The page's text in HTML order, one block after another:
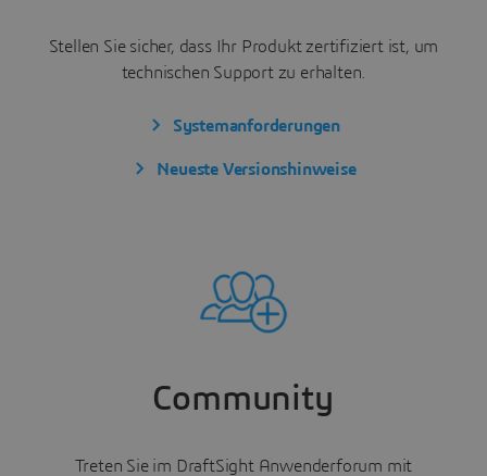
Stellen Sie sicher, dass Ihr Produkt zertifiziert ist, um
technischen Support zu erhalten.
Systemanforderungen
Neueste Versionshinweise
Community
Treten Sie im DraftSight Anwenderforum mit